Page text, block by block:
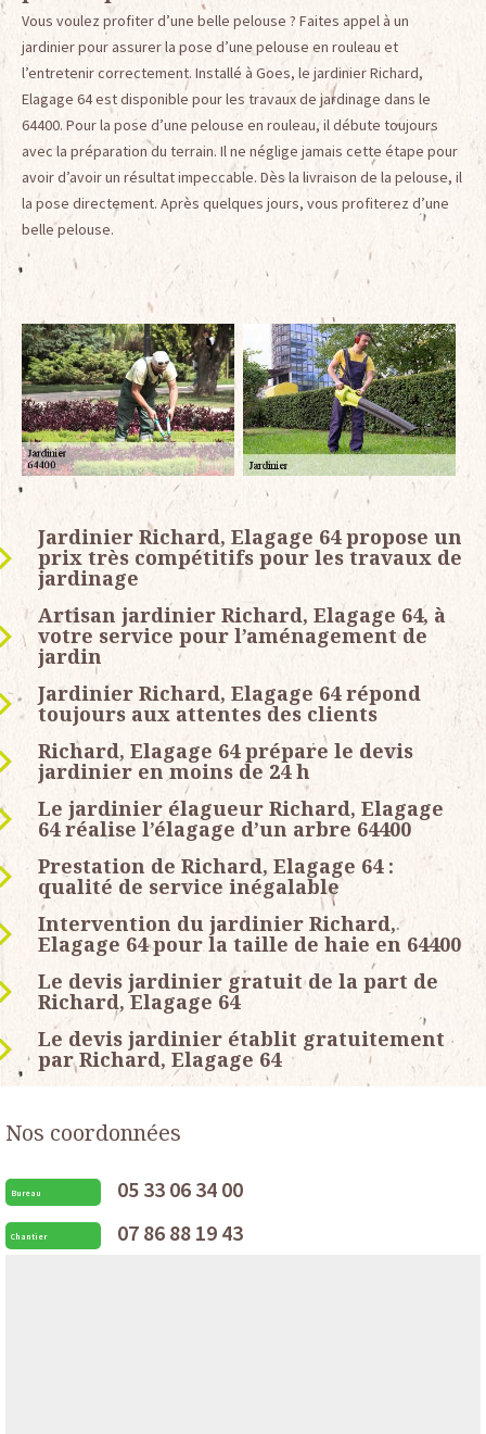
Vous voulez profiter d’une belle pelouse ? Faites appel à un
jardinier pour assurer la pose d’une pelouse en rouleau et
l’entretenir correctement. Installé à Goes, le jardinier Richard,
Elagage 64 est disponible pour les travaux de jardinage dans le
64400. Pour la pose d’une pelouse en rouleau, il débute toujours
avec la préparation du terrain. Il ne néglige jamais cette étape pour
avoir d’avoir un résultat impeccable. Dès la livraison de la pelouse, il
la pose directement. Après quelques jours, vous profiterez d’une
belle pelouse.
Jardinier Richard, Elagage 64 propose un
prix très compétitifs pour les travaux de
jardinage
Artisan jardinier Richard, Elagage 64, à
votre service pour l’aménagement de
jardin
Jardinier Richard, Elagage 64 répond
toujours aux attentes des clients
Richard, Elagage 64 prépare le devis
jardinier en moins de 24 h
Le jardinier élagueur Richard, Elagage
64 réalise l’élagage d’un arbre 64400
Prestation de Richard, Elagage 64 :
qualité de service inégalable
Intervention du jardinier Richard,
Elagage 64 pour la taille de haie en 64400
Le devis jardinier gratuit de la part de
Richard, Elagage 64
Le devis jardinier établit gratuitement
par Richard, Elagage 64
Nos coordonnées
Bureau 05 33 06 34 00
Chantier 07 86 88 19 43